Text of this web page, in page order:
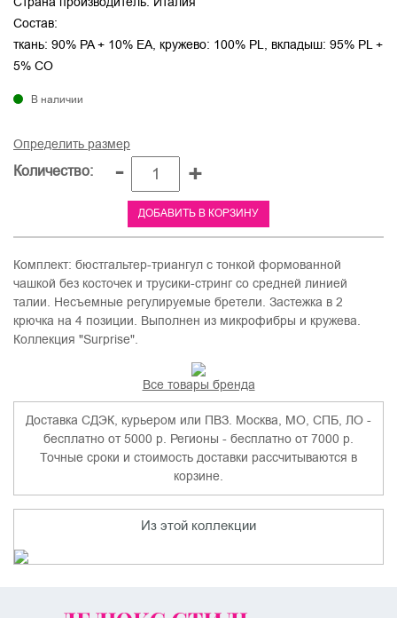
Состав:
ткань: 90% PA + 10% EA, кружево: 100% PL, вкладыш: 95% PL +
5% CO
В наличии
Определить размер
Количество: - +
ДОБАВИТЬ В КОРЗИНУ
Комплект: бюстгальтер-триангул с тонкой формованной
чашкой без косточек и трусики-стринг со средней линией
талии. Несъемные регулируемые бретели. Застежка в 2
крючка на 4 позиции. Выполнен из микрофибры и кружева.
Коллекция "Surprise".
Все товары бренда
Доставка СДЭК, курьером или ПВЗ. Москва, МО, СПБ, ЛО -
бесплатно от 5000 р. Регионы - бесплатно от 7000 р.
Точные сроки и стоимость доставки рассчитываются в
корзине.
Из этой коллекции